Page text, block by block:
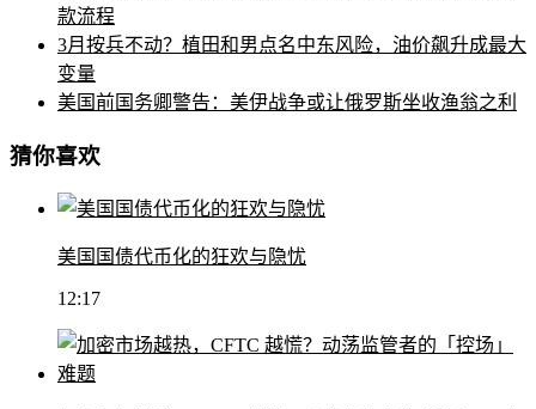
款流程
3月按兵不动？植田和男点名中东风险，油价飙升成最大
变量
美国前国务卿警告：美伊战争或让俄罗斯坐收渔翁之利
猜你喜欢
美国国债代币化的狂欢与隐忧
12:17